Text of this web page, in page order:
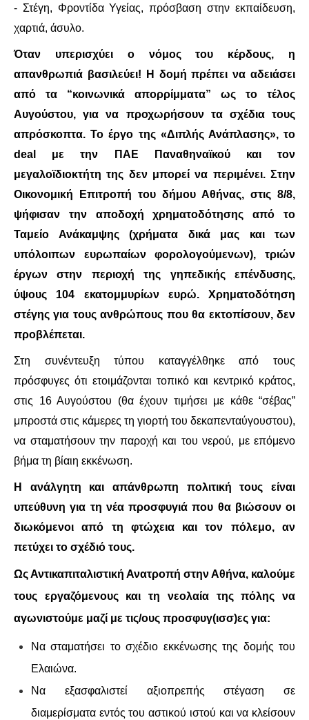
ΜΟΥΣΙΚΉ
- Στέγη, Φροντίδα Υγείας, πρόσβαση στην εκπαίδευση,
χαρτιά, άσυλο.
Όταν υπερισχύει ο νόμος του κέρδους, η
απανθρωπιά βασιλεύει! Η δομή πρέπει να αδειάσει
από τα “κοινωνικά απορρίμματα” ως το τέλος
Αυγούστου, για να προχωρήσουν τα σχέδια τους
απρόσκοπτα. Το έργο της «Διπλής Ανάπλασης», το
deal με την ΠΑΕ Παναθηναϊκού και τον
μεγαλοϊδιοκτήτη της δεν μπορεί να περιμένει. Στην
Οικονομική Επιτροπή του δήμου Αθήνας, στις 8/8,
ψήφισαν την αποδοχή χρηματοδότησης από το
Ταμείο Ανάκαμψης (χρήματα δικά μας και των
υπόλοιπων ευρωπαίων φορολογούμενων), τριών
έργων στην περιοχή της γηπεδικής επένδυσης,
ύψους 104 εκατομμυρίων ευρώ. Χρηματοδότηση
στέγης για τους ανθρώπους που θα εκτοπίσουν, δεν
προβλέπεται.
Στη συνέντευξη τύπου καταγγέλθηκε από τους
πρόσφυγες ότι ετοιμάζονται τοπικό και κεντρικό κράτος,
στις 16 Αυγούστου (θα έχουν τιμήσει με κάθε “σέβας”
μπροστά στις κάμερες τη γιορτή του δεκαπενταύγουστου),
να σταματήσουν την παροχή και του νερού, με επόμενο
βήμα τη βίαιη εκκένωση.
Η ανάλγητη και απάνθρωπη πολιτική τους
είναι
υπεύθυνη για τη νέα προσφυγιά που θα βιώσουν οι
διωκόμενοι από τη φτώχεια και τον πόλεμο, αν
πετύχει το σχέδιό τους.
Ως Αντικαπιταλιστική Ανατροπή στην Αθήνα, καλούμε
τους εργαζόμενους και τη νεολαία της πόλης να
αγωνιστούμε μαζί με τις/ους προσφυγ(ισσ)ες για:
Να σταματήσει το σχέδιο εκκένωσης της δομής του
Ελαιώνα.
Να εξασφαλιστεί αξιοπρεπής στέγαση σε
διαμερίσματα εντός του αστικού ιστού και να κλείσουν